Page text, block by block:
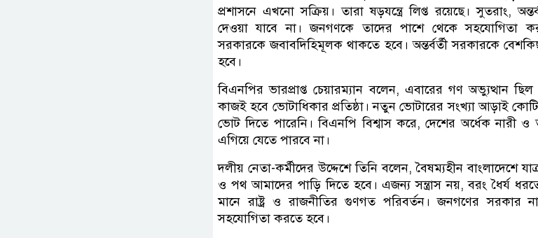
প্রশাসনে এখনো সক্রিয়। তারা ষড়যন্ত্রে লিপ্ত রয়েছে। সুতরাং,
দেওয়া যাবে না। জনগণকে তাদের পাশে থেকে সহযোগিতা
সরকারকে জবাবদিহিমূলক থাকতে হবে। অন্তর্বর্তী সরকারকে
হবে।
বিএনপির ভারপ্রাপ্ত চেয়ারম্যান বলেন, এবারের গণ অভ্যুত্থান
কাজই হবে ভোটাধিকার প্রতিষ্ঠা। নতুন ভোটারের সংখ্যা আড়াই
ভোট দিতে পারেনি। বিএনপি বিশ্বাস করে, দেশের অর্ধেক নারী
এগিয়ে যেতে পারবে না।
দলীয় নেতা-কর্মীদের উদ্দেশে তিনি বলেন, বৈষম্যহীন বাংলাদেশে
ও পথ আমাদের পাড়ি দিতে হবে। এজন্য সন্ত্রাস নয়, বরং ধৈর্য
মানে রাষ্ট্র ও রাজনীতির গুণগত পরিবর্তন। জনগণের সরকার
সহযোগিতা করতে হবে।